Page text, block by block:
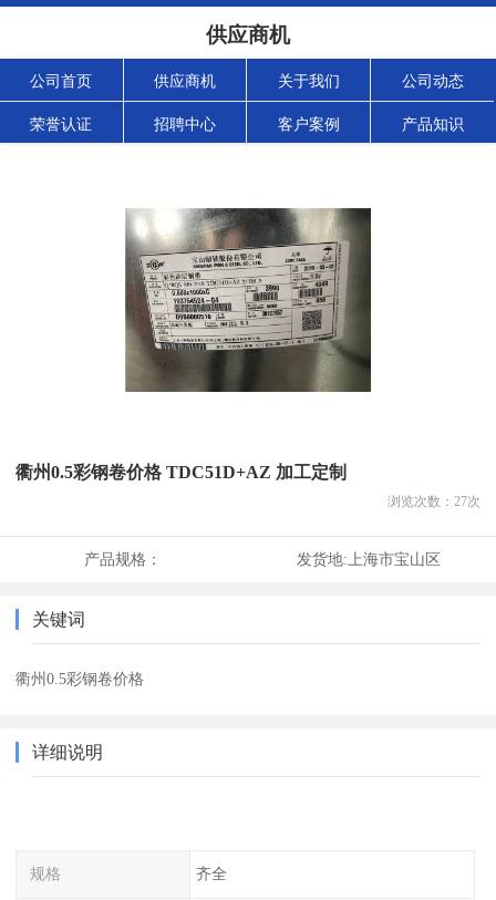
供应商机
公司首页 供应商机 关于我们 公司动态
荣誉认证 招聘中心 客户案例 产品知识
衢州0.5彩钢卷价格 TDC51D+AZ 加工定制
浏览次数： 27次
产品规格： 发货地: 上海市宝山区
关键词
衢州0.5彩钢卷价格
详细说明
规格 齐全